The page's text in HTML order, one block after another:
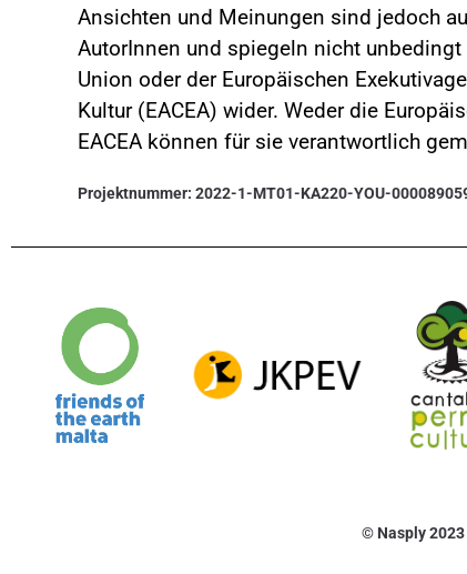
Ansichten und Meinungen sind jedoch
AutorInnen und spiegeln nicht unbedingt
Union oder der Europäischen
Kultur (EACEA) wider. Weder die
EACEA können für sie verantwortlich
Projektnummer: 2022-1-MT01-KA220-YOU-
© Nasply 2023